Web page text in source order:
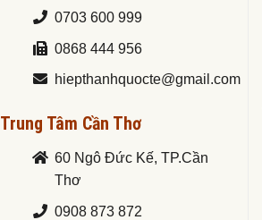
0703 600 999
0868 444 956
hiepthanhquocte@gmail.com
Trung Tâm Cần Thơ
60 Ngô Đức Kế, TP.Cần
Thơ
0908 873 872